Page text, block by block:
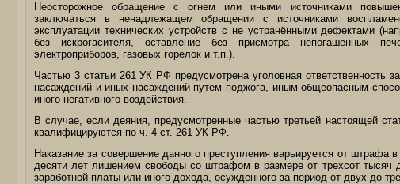
Неосторожное обращение с огнем или иными источниками
заключаться в ненадлежащем обращении с источниками
эксплуатации технических устройств с не устранёнными дефектами
без искрогасителя, оставление без присмотра непогашенных
электроприборов, газовых горелок и т.п.).
Частью 3 статьи 261 УК РФ предусмотрена уголовная ответственность
насаждений и иных насаждений путем поджога, иным общеопасным
иного негативного воздействия.
В случае, если деяния, предусмотренные частью третьей настоящей
квалифицируются по ч. 4 ст. 261 УК РФ.
Наказание за совершение данного преступления варьируется от штрафа
десяти лет лишением свободы со штрафом в размере от трехсот тысяч
заработной платы или иного дохода, осужденного за период от двух до